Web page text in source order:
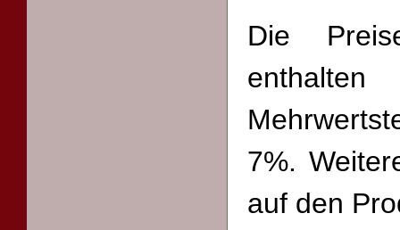
Die
7%.
auf den